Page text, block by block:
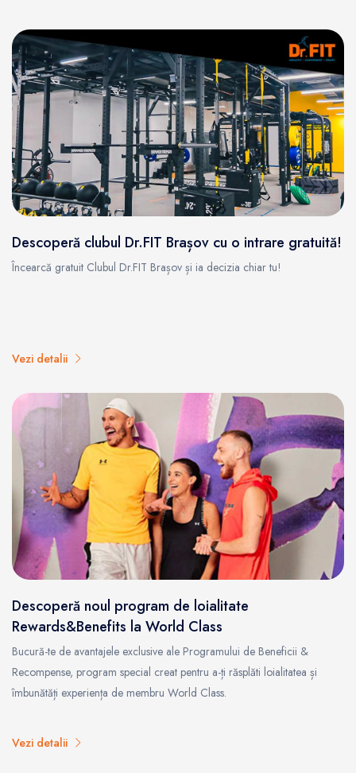
Descoperă clubul Dr.FIT Brașov cu o intrare gratuită!
Încearcă gratuit Clubul Dr.FIT Brașov și ia decizia chiar tu!
Vezi detalii
Descoperă noul program de loialitate
Rewards&Benefits la World Class
Bucură-te de avantajele exclusive ale Programului de Beneficii &
Recompense, program special creat pentru a-ți răsplăti loialitatea și
îmbunătăți experiența de membru World Class.
Vezi detalii